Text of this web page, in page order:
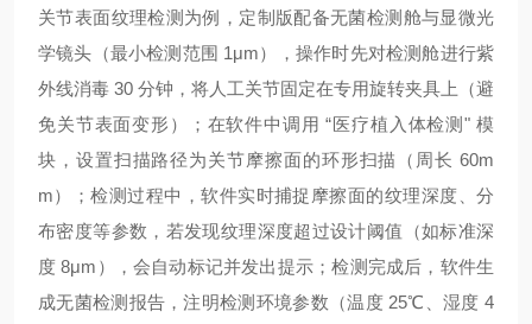
关节表面纹理检测为例，定制版配备无菌检测舱与显微光
学镜头（最小检测范围 1μm），操作时先对检测舱进行紫
外线消毒 30 分钟，将人工关节固定在专用旋转夹具上（避
免关节表面变形）；在软件中调用 “医疗植入体检测" 模
块，设置扫描路径为关节摩擦面的环形扫描（周长 60m
m）；检测过程中，软件实时捕捉摩擦面的纹理深度、分
布密度等参数，若发现纹理深度超过设计阈值（如标准深
度 8μm），会自动标记并发出提示；检测完成后，软件生
成无菌检测报告，注明检测环境参数（温度 25℃、湿度 4